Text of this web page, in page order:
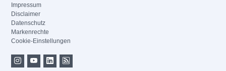
Impressum
Disclaimer
Datenschutz
Markenrechte
Cookie-Einstellungen